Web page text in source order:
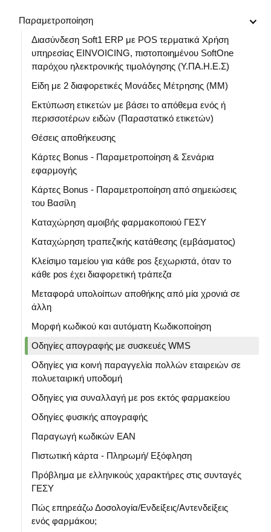
Παραμετροποίηση
Διασύνδεση Soft1 ERP με POS τερματικά Χρήση
υπηρεσίας EINVOICING, πιστοποιημένου SoftOne
παρόχου ηλεκτρονικής τιμολόγησης (Υ.ΠΑ.Η.Ε.Σ)
Είδη με 2 διαφορετικές Μονάδες Μέτρησης (ΜΜ)
Εκτύπωση ετικετών με βάσει το απόθεμα ενός ή
περισσοτέρων ειδών (Παραστατικό ετικετών)
Θέσεις αποθήκευσης
Κάρτες Bonus - Παραμετροποίηση & Σενάρια
εφαρμογής
Κάρτες Bonus - Παραμετροποίηση από σημειώσεις
του Βασίλη
Καταχώρηση αμοιβής φαρμακοποιού ΓΕΣΥ
Καταχώρηση τραπεζικής κατάθεσης (εμβάσματος)
Κλείσιμο ταμείου για κάθε pos ξεχωριστά, όταν το
κάθε pos έχει διαφορετική τράπεζα
Μεταφορά υπολοίπων αποθήκης από μία χρονιά σε
άλλη
Μορφή κωδικού και αυτόματη Κωδικοποίηση
Οδηγίες απογραφής με συσκευές WMS
Οδηγίες για κοινή παραγγελία πολλών εταιρειών σε
πολυεταιρική υποδομή
Οδηγίες για συναλλαγή με pos εκτός φαρμακείου
Οδηγίες φυσικής απογραφής
Παραγωγή κωδικών ΕΑΝ
Πιστωτική κάρτα - Πληρωμή/ Εξόφληση
Πρόβλημα με ελληνικούς χαρακτήρες στις συνταγές
ΓΕΣΥ
Πώς επηρεάζω Δοσολογία/Ενδείξεις/Αντενδείξεις
ενός φαρμάκου;